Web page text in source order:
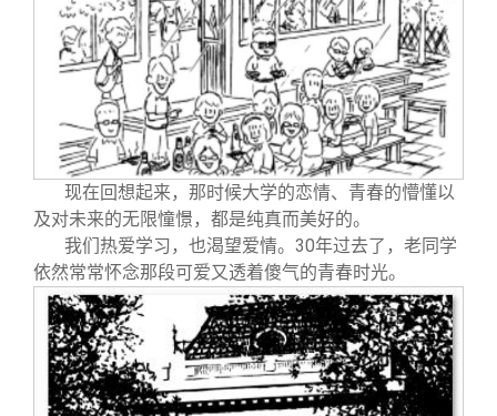
现在回想起来，那时候大学的恋情、青春的懵懂以
及对未来的无限憧憬，都是纯真而美好的。
我们热爱学习，也渴望爱情。30年过去了，老同学
依然常常怀念那段可爱又透着傻气的青春时光。